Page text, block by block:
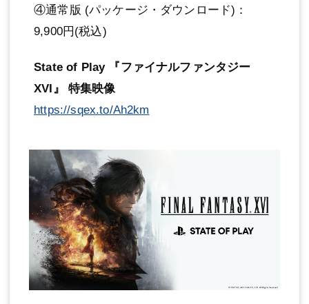
④通常版 (パッケージ・ダウンロード)：
9,900円(税込)
State of Play 『ファイナルファンタジー
XVI』 特集映像
https://sqex.to/Ah2km